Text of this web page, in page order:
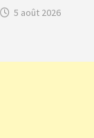
5 août 2026